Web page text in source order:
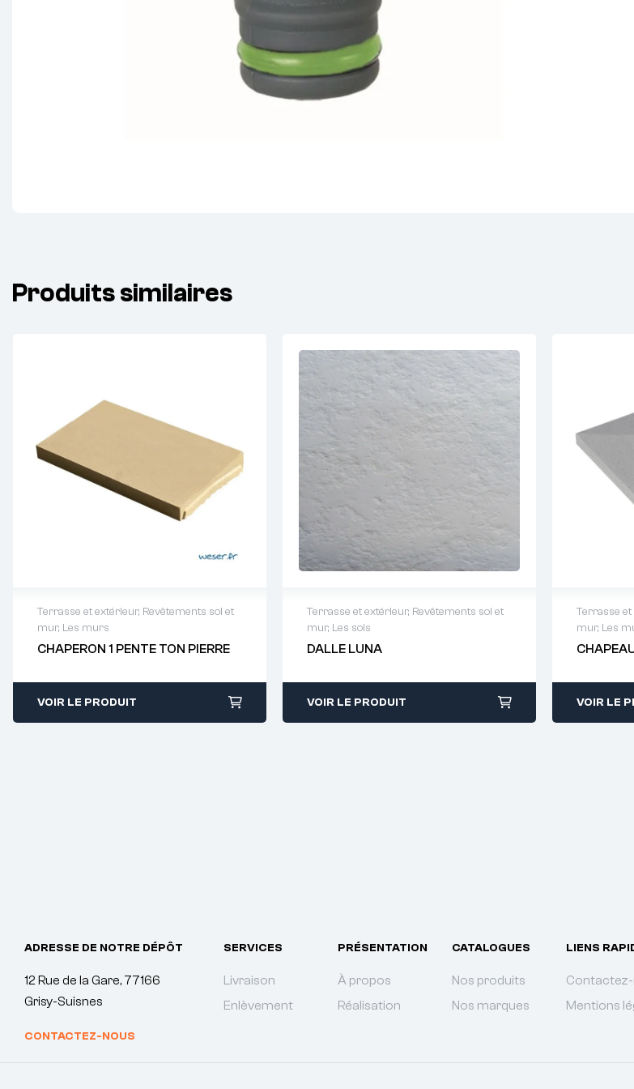
Produits similaires
Terrasse et extérieur, Revêtements sol et
mur, Les murs
CHAPERON 1 PENTE TON PIERRE
Demande de devis : 01 64 88 93
38
VOIR LE PRODUIT
Terrasse et extérieur, Revêtements sol et
mur, Les sols
DALLE LUNA
Demande de devis : 01 64 88 93
38
VOIR LE PRODUIT
Terrasse
mur, Les
38
VOIR LE
ADRESSE DE NOTRE DÉPÔT
12 Rue de la Gare, 77166
Grisy-Suisnes
CONTACTEZ-NOUS
SERVICES
Livraison
Enlèvement
PRÉSENTATION
À propos
Réalisation
CATALOGUES
Nos produits
Nos marques
LIENS
Mentions